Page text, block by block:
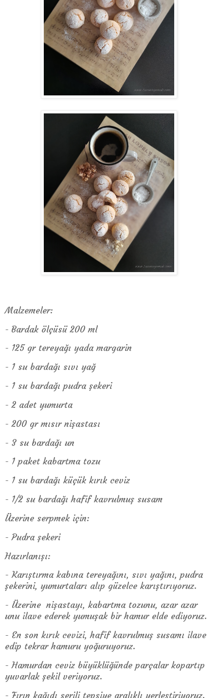
Malzemeler:
- Bardak ölçüsü 200 ml
- 125 gr tereyağı yada margarin
- 1 su bardağı sıvı yağ
- 1 su bardağı pudra şekeri
- 2 adet yumurta
- 200 gr mısır nişastası
- 3 su bardağı un
- 1 paket kabartma tozu
- 1 su bardağı küçük kırık ceviz
- 1/2 su bardağı hafif kavrulmuş susam
Üzerine serpmek için:
- Pudra şekeri
Hazırlanışı:
- Karıştırma kabına tereyağını, sıvı yağını, pudra
şekerini, yumurtaları alıp güzelce karıştırıyoruz.
- Üzerine nişastayı, kabartma tozunu, azar azar
unu ilave ederek yumuşak bir hamur elde ediyoruz.
- En son kırık cevizi, hafif kavrulmuş susamı ilave
edip tekrar hamuru yoğuruyoruz.
- Hamurdan ceviz büyüklüğünde parçalar kopartıp
yuvarlak şekil veriyoruz.
- Fırın kağıdı serili tepsiye aralıklı yerleştiriyoruz.